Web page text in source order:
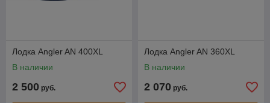
Лодка Angler AN 400XL
В наличии
2 500 руб.
Лодка Angler AN 360XL
В наличии
2 070 руб.